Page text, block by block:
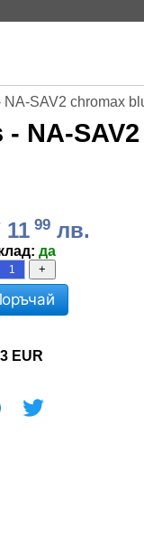
SAV2 chromax
NA-
11 99 лв.
да
+
EUR